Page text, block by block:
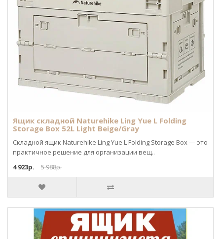
Ящик складной Naturehike Ling Yue L Folding
Storage Box 52L Light Beige/Gray
Складной ящик Naturehike Ling Yue L Folding Storage Box — это
практичное решение для организации вещ..
4 923р.
5 988р.